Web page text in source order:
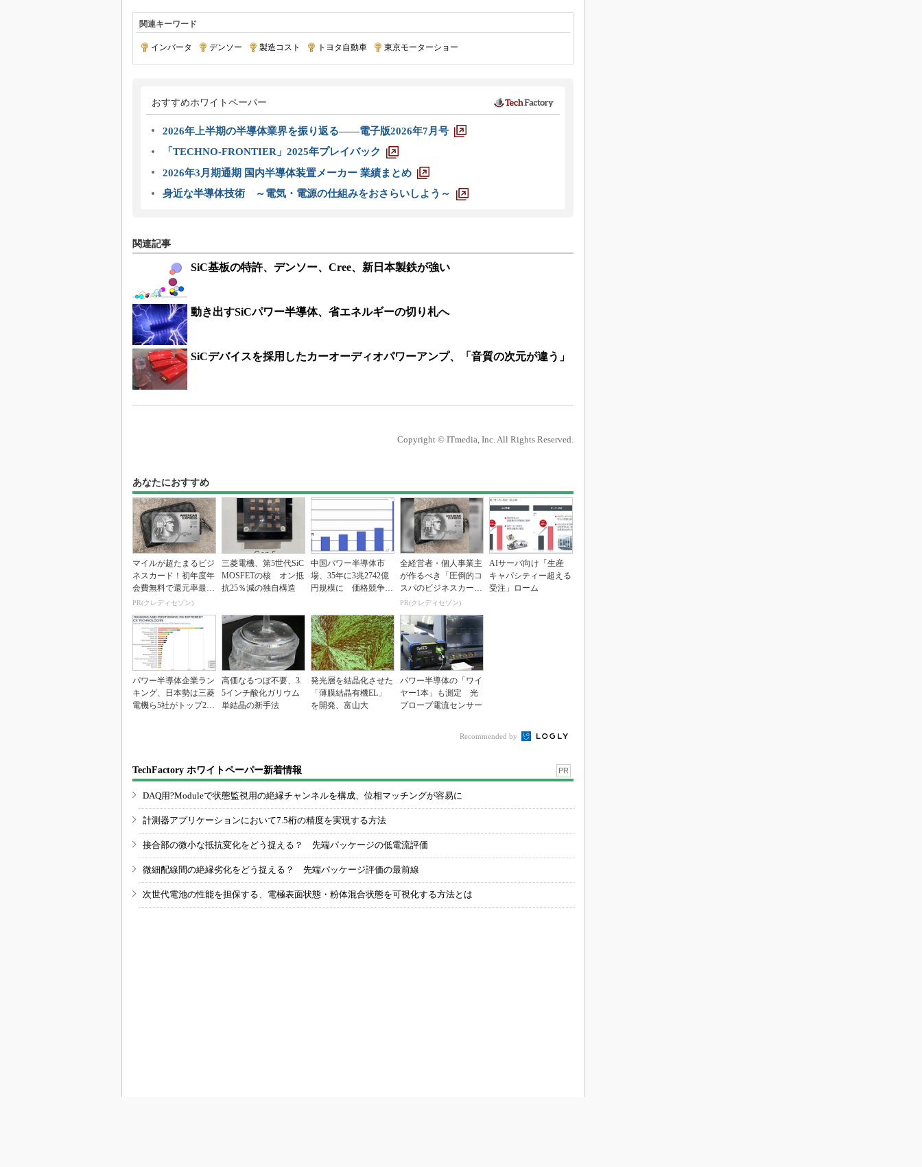
関連キーワード
インバータ デンソー 製造コスト トヨタ自動車 東京モーターショー
おすすめホワイトペーパー
2026年上半期の半導体業界を振り返る――電子版2026年7月号
「TECHNO-FRONTIER」2025年プレイバック
2026年3月期通期 国内半導体装置メーカー 業績まとめ
身近な半導体技術 ～電気・電源の仕組みをおさらいしよう～
関連記事
SiC基板の特許、デンソー、Cree、新日本製鉄が強い
動き出すSiCパワー半導体、省エネルギーの切り札へ
SiCデバイスを採用したカーオーディオパワーアンプ、「音質の次元が違う」
Copyright © ITmedia, Inc. All Rights Reserved.
あなたにおすすめ
マイルが超たまるビジ
ネスカード！初年度年
会費無料で還元率最大
1.125%
PR(クレディセゾン)
三菱電機、第5世代SiC
MOSFETの核 オン抵
抗25％減の独自構造
中国パワー半導体市
場、35年に3兆2742億
円規模に 価格競争さ
全経営者・個人事業主
が作るべき「圧倒的コ
スパのビジネスカー
ド」
PR(クレディセゾン)
AIサーバ向け「生産
キャパシティー超える
受注」ローム
パワー半導体企業ラン
キング、日本勢は三菱
電機ら5社がトップ20
高価なるつぼ不要、3.
5インチ酸化ガリウム
単結晶の新手法
発光層を結晶化させた
「薄膜結晶有機EL」
を開発、富山大
パワー半導体の「ワイ
ヤー1本」も測定 光
プローブ電流センサー
Recommended by
TechFactory ホワイトペーパー新着情報 PR
DAQ用?Moduleで状態監視用の絶縁チャンネルを構成、位相マッチングが容易に
計測器アプリケーションにおいて7.5桁の精度を実現する方法
接合部の微小な抵抗変化をどう捉える？ 先端パッケージの低電流評価
微細配線間の絶縁劣化をどう捉える？ 先端パッケージ評価の最前線
次世代電池の性能を担保する、電極表面状態・粉体混合状態を可視化する方法とは